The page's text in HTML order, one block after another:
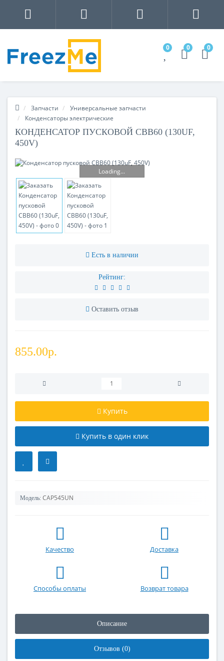
0 0 0
Запчасти
Универсальные запчасти
Конденсаторы электрические
КОНДЕНСАТОР ПУСКОВОЙ CBB60 (130UF,
450V)
Loading...
Есть в наличии
Рейтинг:
Оставить отзыв
855.00р.
Купить
Купить в один клик
Модель: CAP545UN
Качество Доставка
Способы оплаты Возврат товара
Описание
Отзывов (0)